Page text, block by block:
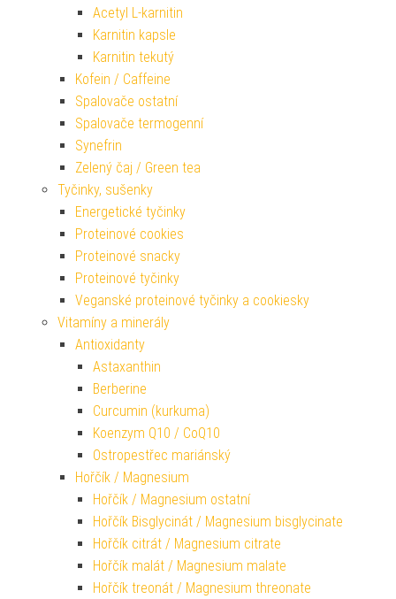
Acetyl L-karnitin
Karnitin kapsle
Karnitin tekutý
Kofein / Caffeine
Spalovače ostatní
Spalovače termogenní
Synefrin
Zelený čaj / Green tea
Tyčinky, sušenky
Energetické tyčinky
Proteinové cookies
Proteinové snacky
Proteinové tyčinky
Veganské proteinové tyčinky a cookiesky
Vitamíny a minerály
Antioxidanty
Astaxanthin
Berberine
Curcumin (kurkuma)
Koenzym Q10 / CoQ10
Ostropestřec mariánský
Hořčík / Magnesium
Hořčík / Magnesium ostatní
Hořčík Bisglycinát / Magnesium bisglycinate
Hořčík citrát / Magnesium citrate
Hořčík malát / Magnesium malate
Hořčík treonát / Magnesium threonate